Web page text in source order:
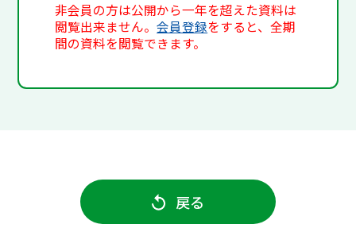
非会員の方は公開から一年を超えた資料は
閲覧出来ません。会員登録をすると、全期
間の資料を閲覧できます。
戻る